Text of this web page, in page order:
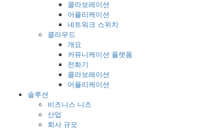
콜라보레이션
어플리케이션
네트워크 스위치
클라우드
개요
커뮤니케이션 플랫폼
전화기
콜라보레이션
어플리케이션
솔루션
비즈니스 니즈
산업
회사 규모